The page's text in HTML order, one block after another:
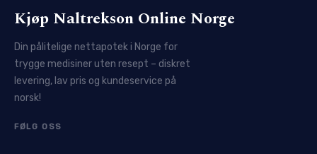
Kjøp Naltrekson Online Norge
Din pålitelige nettapotek i Norge for
trygge medisiner uten resept – diskret
levering, lav pris og kundeservice på
norsk!
FØLG OSS